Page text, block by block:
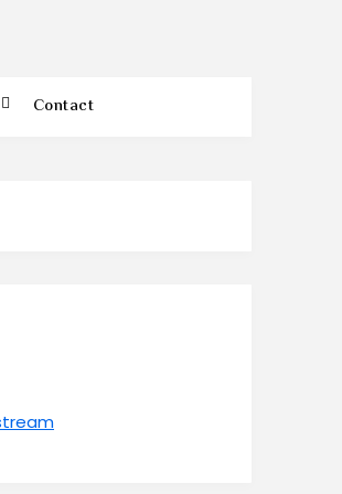
Contact